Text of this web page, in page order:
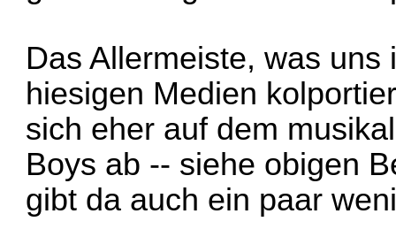
Das Allermeiste, was
hiesigen Medien
sich eher auf dem
Boys ab -- siehe obigen
gibt da auch ein paar